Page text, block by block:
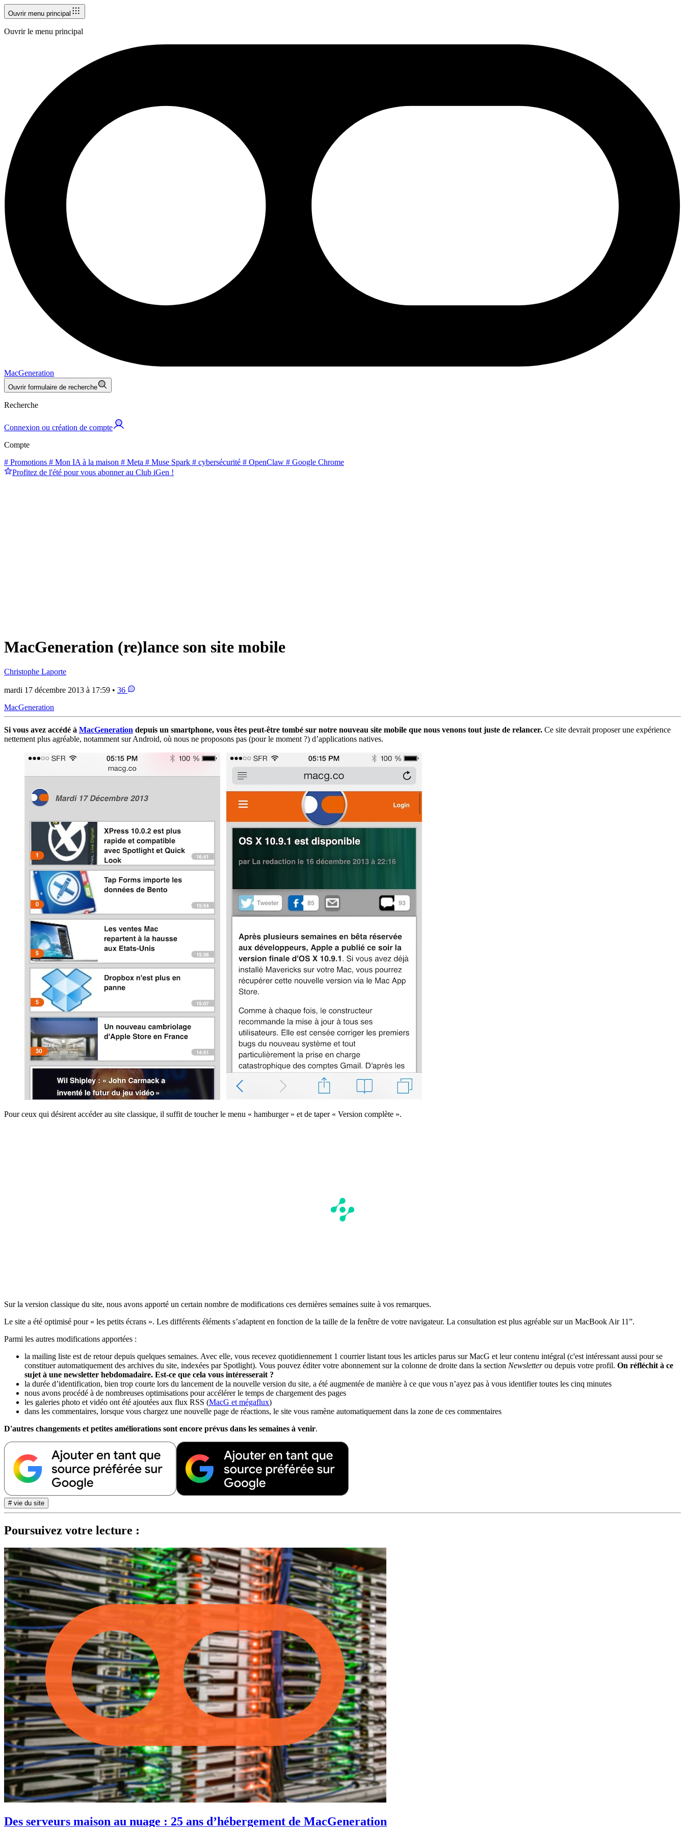
Ouvrir menu principal
Ouvrir le menu principal
MacGeneration
Ouvrir formulaire de recherche
Recherche
Connexion ou création de compte
Compte
# Promotions # Mon IA à la maison # Meta # Muse Spark # cybersécurité # OpenClaw # Google Chrome
Profitez de l'été pour vous abonner au Club iGen !
MacGeneration (re)lance son site mobile
Christophe Laporte
mardi 17 décembre 2013 à 17:59 • 36
MacGeneration
Si vous avez accédé à MacGeneration depuis un smartphone, vous êtes peut-être tombé sur notre nouveau site mobile que nous venons tout juste de relancer. Ce site devrait proposer une expérience
nettement plus agréable, notamment sur Android, où nous ne proposons pas (pour le moment ?) d’applications natives.
Pour ceux qui désirent accéder au site classique, il suffit de toucher le menu « hamburger » et de taper « Version complète ».
Sur la version classique du site, nous avons apporté un certain nombre de modifications ces dernières semaines suite à vos remarques.
Le site a été optimisé pour « les petits écrans ». Les différents éléments s’adaptent en fonction de la taille de la fenêtre de votre navigateur. La consultation est plus agréable sur un MacBook Air 11”.
Parmi les autres modifications apportées :
la mailing liste est de retour depuis quelques semaines. Avec elle, vous recevez quotidiennement 1 courrier listant tous les articles parus sur MacG et leur contenu intégral (c'est intéressant aussi pour se
constituer automatiquement des archives du site, indexées par Spotlight). Vous pouvez éditer votre abonnement sur la colonne de droite dans la section Newsletterou depuis votre profil. On réfléchit à ce
sujet à une newsletter hebdomadaire. Est-ce que cela vous intéresserait ?
la durée d’identification, bien trop courte lors du lancement de la nouvelle version du site, a été augmentée de manière à ce que vous n’ayez pas à vous identifier toutes les cinq minutes
nous avons procédé à de nombreuses optimisations pour accélérer le temps de chargement des pages
les galeries photo et vidéo ont été ajoutées aux flux RSS (MacG et mégaflux)
dans les commentaires, lorsque vous chargez une nouvelle page de réactions, le site vous ramène automatiquement dans la zone de ces commentaires
D'autres changements et petites améliorations sont encore prévus dans les semaines à venir.
# vie du site
Poursuivez votre lecture :
Des serveurs maison au nuage : 25 ans d’hébergement de MacGeneration